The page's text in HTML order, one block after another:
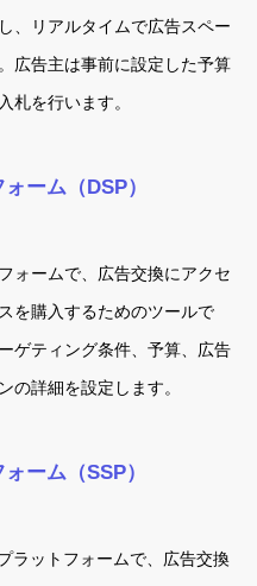
、リアルタイムで広告スペー
広告主は事前に設定した予算
札を行います。
ーム（DSP）
ォームで、広告交換にアクセ
を購入するためのツールで
ゲティング条件、予算、広告
の詳細を設定します。
ーム（SSP）
ラットフォームで、広告交換